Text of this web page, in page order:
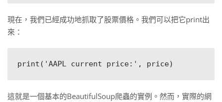
現在，我們已經成功地抓取了股票價格。我們可以把它print出
來：
這就是一個基本的BeautifulSoup爬蟲的實例。然而，實際的網